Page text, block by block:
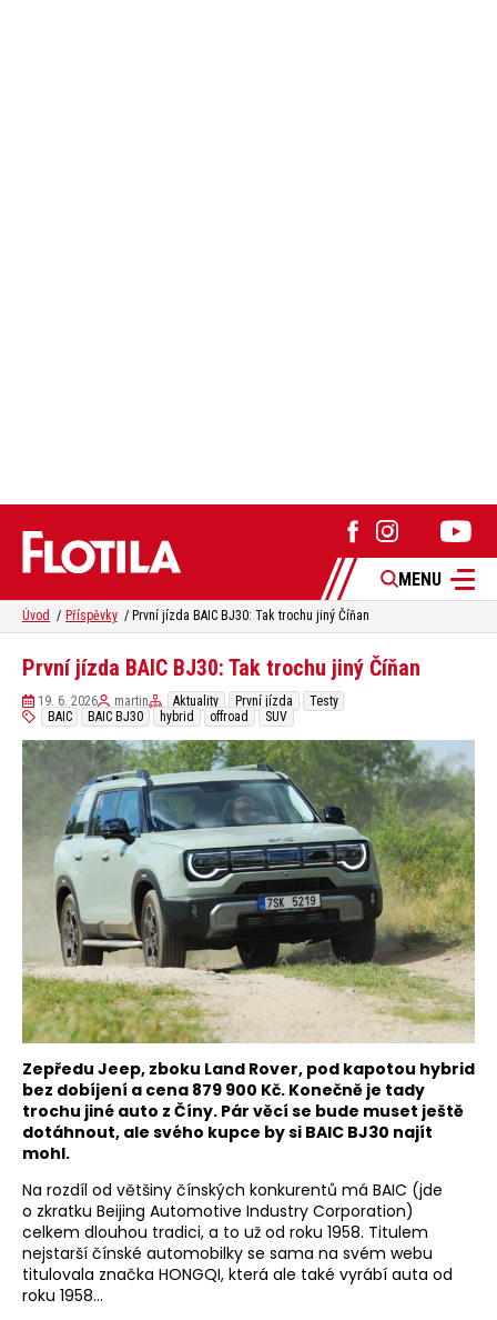
MENU
Úvod Příspěvky První jízda BAIC BJ30: Tak trochu jiný Číňan
První jízda BAIC BJ30: Tak trochu jiný Číňan
19. 6. 2026 martin Aktuality První jízda
Testy
BAIC
BAIC BJ30 hybrid offroad SUV
Zepředu Jeep, zboku Land Rover, pod kapotou hybrid
bez dobíjení a cena 879 900 Kč. Konečně je tady
trochu jiné auto z Číny. Pár věcí se bude muset ještě
dotáhnout, ale svého kupce by si BAIC BJ30 najít
mohl.
Na rozdíl od většiny čínských konkurentů má BAIC (jde
o zkratku Beijing Automotive Industry Corporation)
celkem dlouhou tradici, a to už od roku 1958. Titulem
nejstarší čínské automobilky se sama na svém webu
titulovala značka HONGQI, která ale také vyrábí auta od
roku 1958…